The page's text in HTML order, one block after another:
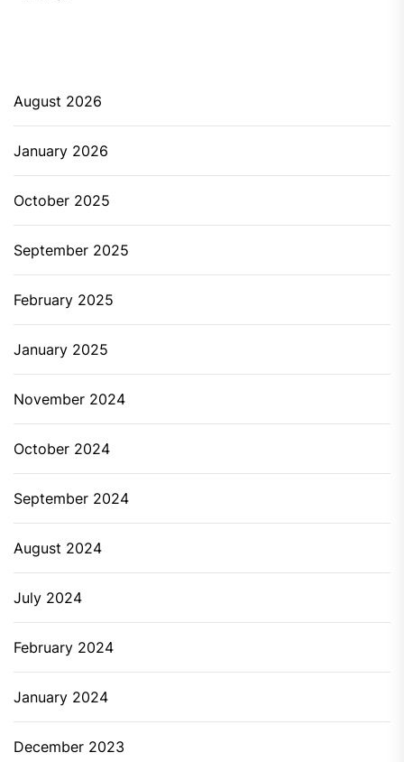
August 2026
January 2026
October 2025
September 2025
February 2025
January 2025
November 2024
October 2024
September 2024
August 2024
July 2024
February 2024
January 2024
December 2023